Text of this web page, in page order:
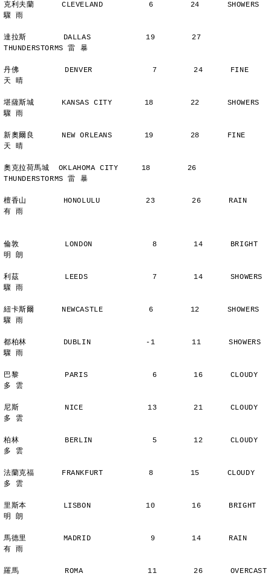
克利夫蘭      CLEVELAND          6        24      SHOWERS
驟 雨
達拉斯        DALLAS            19        27
THUNDERSTORMS 雷 暴
丹佛          DENVER             7        24      FINE
天 晴
堪薩斯城      KANSAS CITY       18        22      SHOWERS
驟 雨
新奧爾良      NEW ORLEANS       19        28      FINE
天 晴
奧克拉荷馬城  OKLAHOMA CITY     18        26
THUNDERSTORMS 雷 暴
檀香山        HONOLULU          23        26      RAIN
有 雨
倫敦          LONDON             8        14      BRIGHT
明 朗
利茲          LEEDS              7        14      SHOWERS
驟 雨
紐卡斯爾      NEWCASTLE          6        12      SHOWERS
驟 雨
都柏林        DUBLIN            -1        11      SHOWERS
驟 雨
巴黎          PARIS              6        16      CLOUDY
多 雲
尼斯          NICE              13        21      CLOUDY
多 雲
柏林          BERLIN             5        12      CLOUDY
多 雲
法蘭克福      FRANKFURT          8        15      CLOUDY
多 雲
里斯本        LISBON            10        16      BRIGHT
明 朗
馬德里        MADRID             9        14      RAIN
有 雨
羅馬          ROMA              11        26      OVERCAST